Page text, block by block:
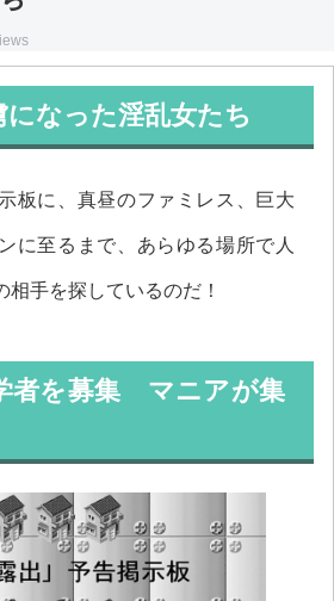
なった淫乱女たち
板に、真昼のファミレス、巨大
に至るまで、あらゆる場所で人
手を探しているのだ！
者を募集 マニアが集